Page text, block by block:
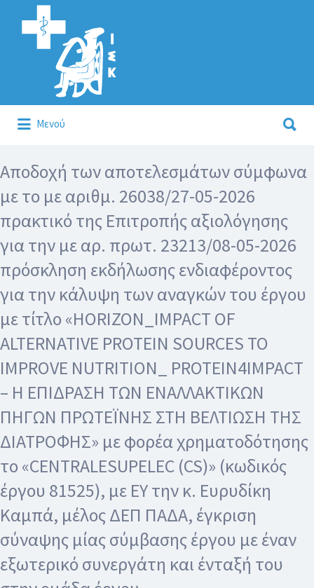
Αναζήτηση
για:
Μενού
για:
Αποδοχή των αποτελεσμάτων σύμφωνα
με το με αριθμ. 26038/27-05-2026
πρακτικό της Επιτροπής αξιολόγησης
για την με αρ. πρωτ. 23213/08-05-2026
πρόσκληση εκδήλωσης ενδιαφέροντος
για την κάλυψη των αναγκών του έργου
με τίτλο «HORIZON_IMPACT OF
ALTERNATIVE PROTEIN SOURCES TO
IMPROVE NUTRITION_ PROTEIN4IMPACT
– Η ΕΠΙΔΡΑΣΗ ΤΩΝ ΕΝΑΛΛΑΚΤΙΚΩΝ
ΠΗΓΩΝ ΠΡΩΤΕΪΝΗΣ ΣΤΗ ΒΕΛΤΙΩΣΗ ΤΗΣ
ΔΙΑΤΡΟΦΗΣ» με φορέα χρηματοδότησης
το «CENTRALESUPELEC (CS)» (κωδικός
έργου 81525), με ΕΥ την κ. Ευρυδίκη
Καμπά, μέλος ΔΕΠ ΠΑΔΑ, έγκριση
σύναψης μίας σύμβασης έργου με έναν
εξωτερικό συνεργάτη και ένταξή του